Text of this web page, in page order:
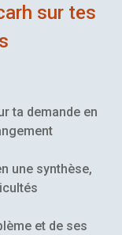
sur tes
ta demande en
une synthèse,
et de ses